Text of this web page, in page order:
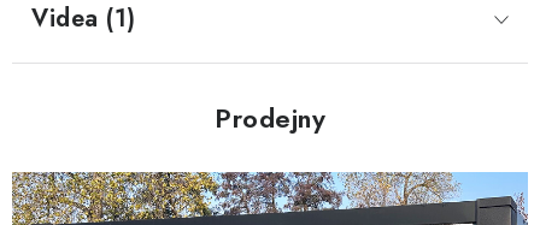
Videa (1)
Prodejny